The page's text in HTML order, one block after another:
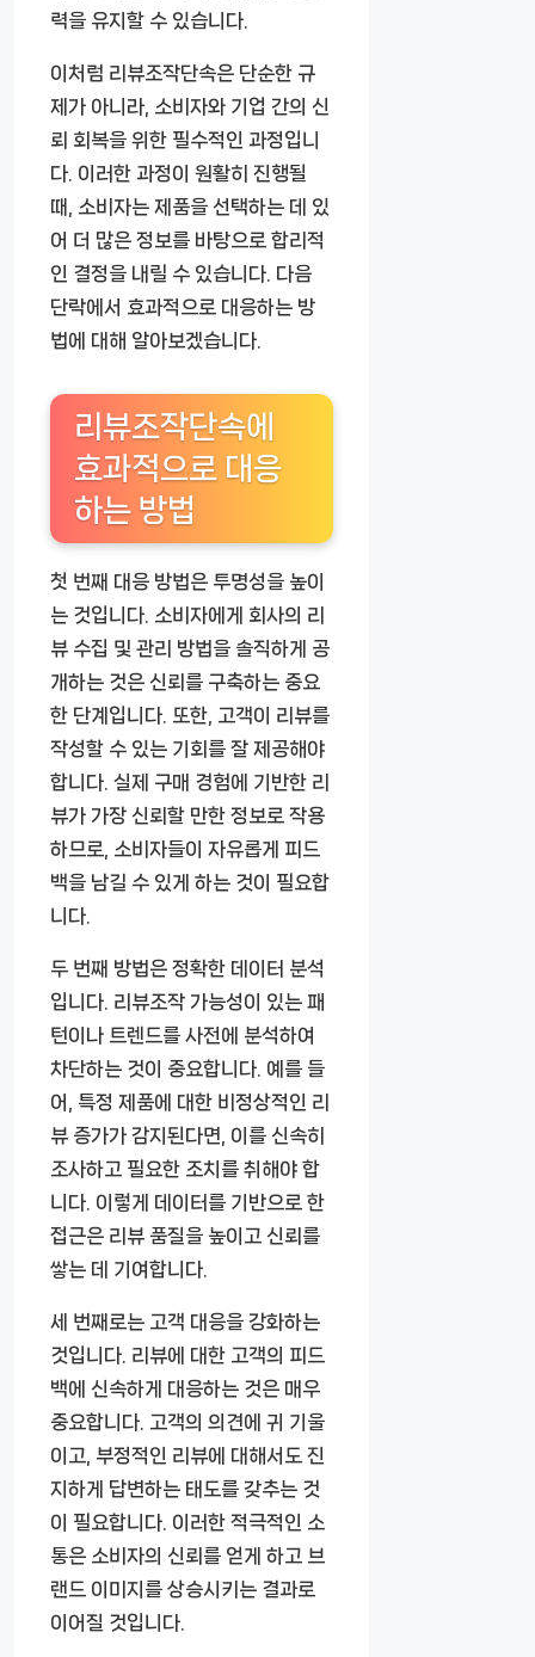
력을 유지할 수 있습니다.
이처럼 리뷰조작단속은 단순한 규
제가 아니라, 소비자와 기업 간의 신
뢰 회복을 위한 필수적인 과정입니
다. 이러한 과정이 원활히 진행될
때, 소비자는 제품을 선택하는 데 있
어 더 많은 정보를 바탕으로 합리적
인 결정을 내릴 수 있습니다. 다음
단락에서 효과적으로 대응하는 방
법에 대해 알아보겠습니다.
리뷰조작단속에
효과적으로 대응
하는 방법
첫 번째 대응 방법은 투명성을 높이
는 것입니다. 소비자에게 회사의 리
뷰 수집 및 관리 방법을 솔직하게 공
개하는 것은 신뢰를 구축하는 중요
한 단계입니다. 또한, 고객이 리뷰를
작성할 수 있는 기회를 잘 제공해야
합니다. 실제 구매 경험에 기반한 리
뷰가 가장 신뢰할 만한 정보로 작용
하므로, 소비자들이 자유롭게 피드
백을 남길 수 있게 하는 것이 필요합
니다.
두 번째 방법은 정확한 데이터 분석
입니다. 리뷰조작 가능성이 있는 패
턴이나 트렌드를 사전에 분석하여
차단하는 것이 중요합니다. 예를 들
어, 특정 제품에 대한 비정상적인 리
뷰 증가가 감지된다면, 이를 신속히
조사하고 필요한 조치를 취해야 합
니다. 이렇게 데이터를 기반으로 한
접근은 리뷰 품질을 높이고 신뢰를
쌓는 데 기여합니다.
세 번째로는 고객 대응을 강화하는
것입니다. 리뷰에 대한 고객의 피드
백에 신속하게 대응하는 것은 매우
중요합니다. 고객의 의견에 귀 기울
이고, 부정적인 리뷰에 대해서도 진
지하게 답변하는 태도를 갖추는 것
이 필요합니다. 이러한 적극적인 소
통은 소비자의 신뢰를 얻게 하고 브
랜드 이미지를 상승시키는 결과로
이어질 것입니다.